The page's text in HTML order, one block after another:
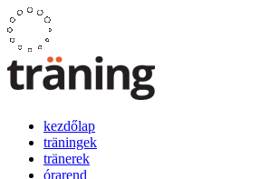
kezdőlap
träningek
tränerek
órarend